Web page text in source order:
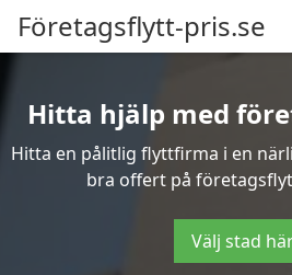
Företagsflytt-pris.se
Hitta hjälp med
Hitta en pålitlig flyttfirma i en
bra offert på
Välj stad